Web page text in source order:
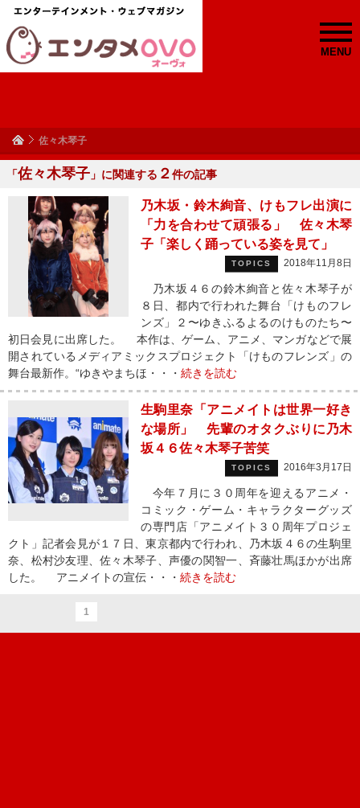
MENU
佐々木琴子
「佐々木琴子 」に関連する ２件の記事
乃木坂・鈴木絢音、けもフレ出演に
「力を合わせて頑張る」 佐々木琴
子「楽しく踊っている姿を見て」
TOPICS 2018年11月8日
乃木坂４６の鈴木絢音と佐々木琴子が
８日、都内で行われた舞台「けものフレ
ンズ」２〜ゆきふるよるのけものたち〜
初日会見に出席した。 本作は、ゲーム、アニメ、マンガなどで展
開されているメディアミックスプロジェクト「けものフレンズ」の
舞台最新作。“ゆきやまちほ・・・ 続きを読む
生駒里奈「アニメイトは世界一好き
な場所」 先輩のオタクぶりに乃木
坂４６佐々木琴子苦笑
TOPICS 2016年3月17日
今年７月に３０周年を迎えるアニメ・
コミック・ゲーム・キャラクターグッズ
の専門店「アニメイト３０周年プロジェ
クト」記者会見が１７日、東京都内で行われ、乃木坂４６の生駒里
奈、松村沙友理、佐々木琴子、声優の関智一、斉藤壮馬ほかが出席
した。 アニメイトの宣伝・・・ 続きを読む
1